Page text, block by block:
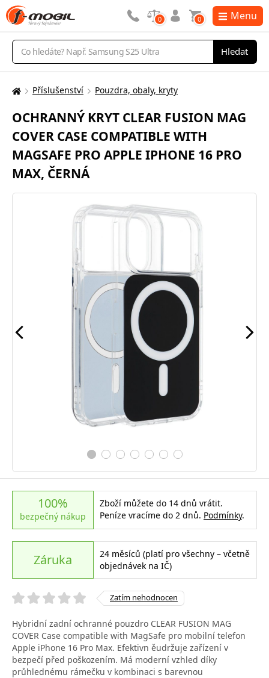
Vyhledávání
Hledat
0 0 Menu
Zde
nacházíte:
Příslušenství Pouzdra, obaly, kryty
OCHRANNÝ KRYT CLEAR FUSION MAG
COVER CASE COMPATIBLE WITH
MAGSAFE PRO APPLE IPHONE 16 PRO
MAX, ČERNÁ
100%
bezpečný nákup
Zboží můžete do 14 dnů vrátit.
Peníze vracíme do 2 dnů. Podmínky.
Záruka
24 měsíců (platí pro všechny – včetně
objednávek na IČ)
Zatím nehodnocen
Hybridní zadní ochranné pouzdro CLEAR FUSION MAG
COVER Case compatible with MagSafe pro mobilní telefon
Apple iPhone 16 Pro Max. Efektivn ěudržuje zařízení v
bezpečí před poškozením. Má moderní vzhled díky
průhlednému rámečku v kombinaci s barevnou